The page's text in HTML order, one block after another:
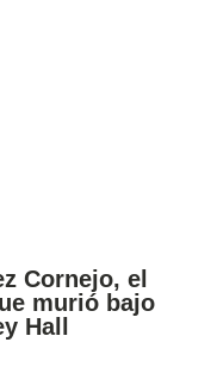
Cornejo, el
murió bajo
Hall